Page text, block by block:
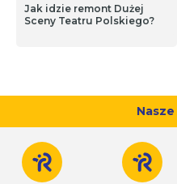
Jak idzie remont Dużej
Sceny Teatru Polskiego?